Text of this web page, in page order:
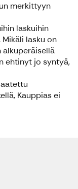
merkittyyn
laskuihin
lasku on
alkuperäisellä
ehtinyt jo syntyä,
Kauppias ei